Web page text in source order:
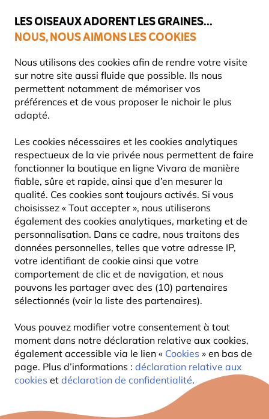
LES OISEAUX ADORENT LES GRAINES...
NOUS, NOUS AIMONS LES COOKIES
Nous utilisons des cookies afin de rendre votre visite
sur notre site aussi fluide que possible. Ils nous
permettent notamment de mémoriser vos
préférences et de vous proposer le nichoir le plus
adapté.
Les cookies nécessaires et les cookies analytiques
respectueux de la vie privée nous permettent de faire
fonctionner la boutique en ligne Vivara de manière
fiable, sûre et rapide, ainsi que d’en mesurer la
qualité. Ces cookies sont toujours activés. Si vous
choisissez « Tout accepter », nous utiliserons
également des cookies analytiques, marketing et de
personnalisation. Dans ce cadre, nous traitons des
données personnelles, telles que votre adresse IP,
votre identifiant de cookie ainsi que votre
comportement de clic et de navigation, et nous
pouvons les partager avec des (10) partenaires
sélectionnés (voir la liste des partenaires).
Vous pouvez modifier votre consentement à tout
moment dans notre déclaration relative aux cookies,
également accessible via le lien « Cookies » en bas de
page. Plus d’informations : déclaration relative aux
cookies et déclaration de confidentialité.
catégories.
Très bien noté dans 11 pays
Livraison express gratuite dès 59 €
Mangeoires Pour Oiseaux Silos pour graines
10% DE RÉDUCTION